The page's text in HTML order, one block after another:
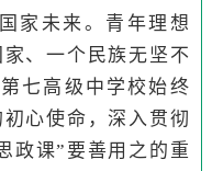
家未来。青年理想
、一个民族无坚不
七高级中学校始终
心使命，深入贯彻
政课”要善用之的重